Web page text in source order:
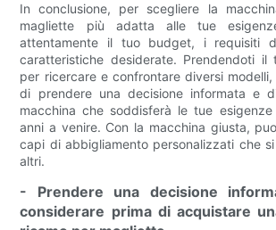
In conclusione, per scegliere la
magliette più adatta alle tue
attentamente il tuo budget, i requisiti
caratteristiche desiderate. Prendendoti il
per ricercare e confrontare diversi
di prendere una decisione informata e
macchina che soddisferà le tue
anni a venire. Con la macchina giusta,
capi di abbigliamento personalizzati che
altri.
- Prendere una decisione
considerare prima di acquistare